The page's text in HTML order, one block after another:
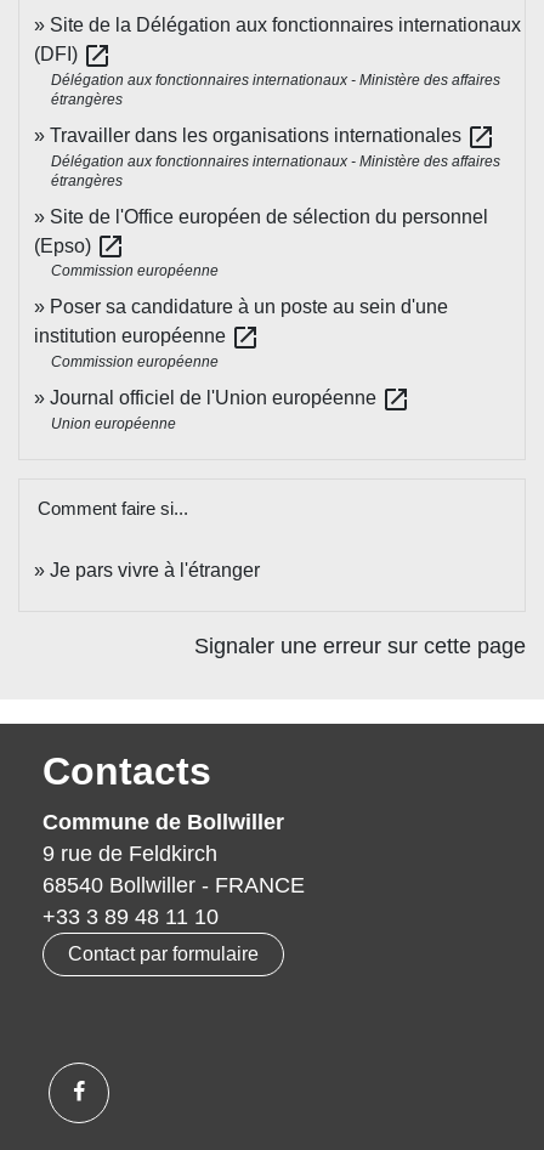
Site de la Délégation aux fonctionnaires internationaux
(DFI) open_in_new
Délégation aux fonctionnaires internationaux - Ministère des affaires
étrangères
Travailler dans les organisations internationales open_in_new
Délégation aux fonctionnaires internationaux - Ministère des affaires
étrangères
Site de l'Office européen de sélection du personnel
(Epso) open_in_new
Commission européenne
Poser sa candidature à un poste au sein d'une
institution européenne open_in_new
Commission européenne
Journal officiel de l'Union européenne open_in_new
Union européenne
Comment faire si...
Je pars vivre à l'étranger
Signaler une erreur sur cette page
Contacts
Commune de Bollwiller
9 rue de Feldkirch
68540 Bollwiller - FRANCE
+33 3 89 48 11 10
Contact par formulaire